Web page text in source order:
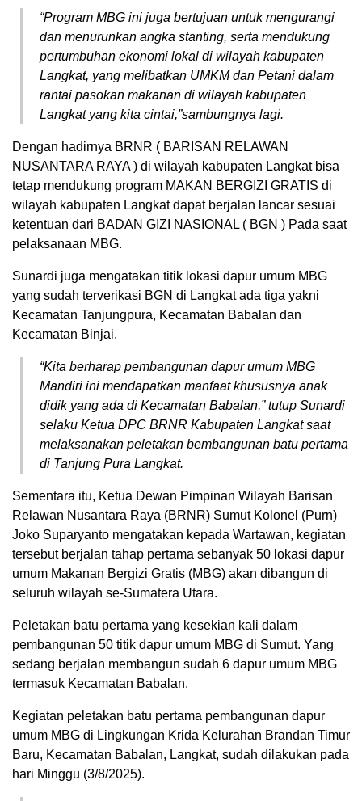
“Program MBG ini juga bertujuan untuk mengurangi
dan menurunkan angka stanting, serta mendukung
pertumbuhan ekonomi lokal di wilayah kabupaten
Langkat, yang melibatkan UMKM dan Petani dalam
rantai pasokan makanan di wilayah kabupaten
Langkat yang kita cintai,”sambungnya lagi.
Dengan hadirnya BRNR ( BARISAN RELAWAN
NUSANTARA RAYA ) di wilayah kabupaten Langkat bisa
tetap mendukung program MAKAN BERGIZI GRATIS di
wilayah kabupaten Langkat dapat berjalan lancar sesuai
ketentuan dari BADAN GIZI NASIONAL ( BGN ) Pada saat
pelaksanaan MBG.
Sunardi juga mengatakan titik lokasi dapur umum MBG
yang sudah terverikasi BGN di Langkat ada tiga yakni
Kecamatan Tanjungpura, Kecamatan Babalan dan
Kecamatan Binjai.
“Kita berharap pembangunan dapur umum MBG
Mandiri ini mendapatkan manfaat khususnya anak
didik yang ada di Kecamatan Babalan,” tutup Sunardi
selaku Ketua DPC BRNR Kabupaten Langkat saat
melaksanakan peletakan bembangunan batu pertama
di Tanjung Pura Langkat.
Sementara itu, Ketua Dewan Pimpinan Wilayah Barisan
Relawan Nusantara Raya (BRNR) Sumut Kolonel (Purn)
Joko Suparyanto mengatakan kepada Wartawan, kegiatan
tersebut berjalan tahap pertama sebanyak 50 lokasi dapur
umum Makanan Bergizi Gratis (MBG) akan dibangun di
seluruh wilayah se-Sumatera Utara.
Peletakan batu pertama yang kesekian kali dalam
pembangunan 50 titik dapur umum MBG di Sumut. Yang
sedang berjalan membangun sudah 6 dapur umum MBG
termasuk Kecamatan Babalan.
Kegiatan peletakan batu pertama pembangunan dapur
umum MBG di Lingkungan Krida Kelurahan Brandan Timur
Baru, Kecamatan Babalan, Langkat, sudah dilakukan pada
hari Minggu (3/8/2025).